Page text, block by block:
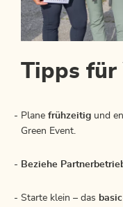
Tipps für
Plane frühzeitig und
Green Event.
Beziehe
Starte klein – das